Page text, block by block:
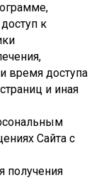
к
время доступа
и иная
Сайта с
получения